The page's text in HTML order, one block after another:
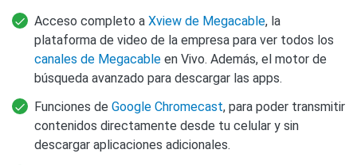
Acceso completo a Xview de Megacable, la
plataforma de video de la empresa para ver todos los
canales de Megacable en Vivo. Además, el motor de
búsqueda avanzado para descargar las apps.
Funciones de Google Chromecast, para poder transmitir
contenidos directamente desde tu celular y sin
descargar aplicaciones adicionales.